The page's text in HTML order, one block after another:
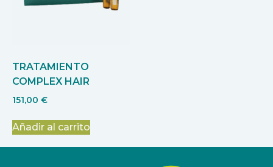
TRATAMIENTO
COMPLEX HAIR
151,00 €
Añadir al carrito